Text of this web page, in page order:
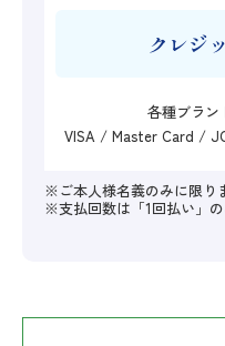
クレジ
各種ブラン
VISA / Master Card /
※ご本人様名義のみに限り
※支払回数は「1回払い」